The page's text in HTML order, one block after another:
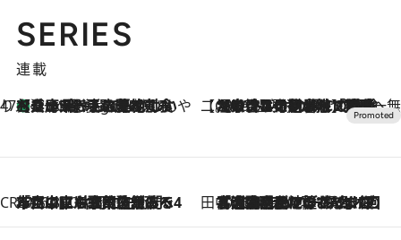
SERIES
連載
47都道府県の手みやげ ひんやりスイーツで夏を満喫
5 Hours Ago
【兵庫県】この夏絶対食べたい 冷やしておいしいおやつ3選 淡路島の恵みをジェラートに集約 【CREA×星野リゾート】唯一無二。癒しと発見が待つ場所へ
2026.8.7
【トンボの足水浴】ヒノキの香りに包まれて涼感マックス！約13℃の湧水かけ流しを避暑地「星野温泉 トンボの湯」で体験
CREA'S CHOICE
2026.8.7
「立川にも歌舞伎があるんだよ」 片岡仁左衛門・市川中車ら豪華座組みで4年目の立川立飛歌舞伎へ 田中稲の勝手に再ブーム
2026.8.7
「湘南乃風に憧れて」観客大盛上がりの“タオル回し”に、ラッパー顔負けの高速歌唱まで…さだまさし（74）のアグレッシブすぎる現在地